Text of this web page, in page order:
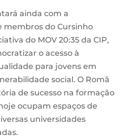
ainda com a
membros do Cursinho
do MOV 20:35 da CIP,
o acesso à
para jovens em
social. O Romã
de sucesso na formação
ocupam espaços de
universidades